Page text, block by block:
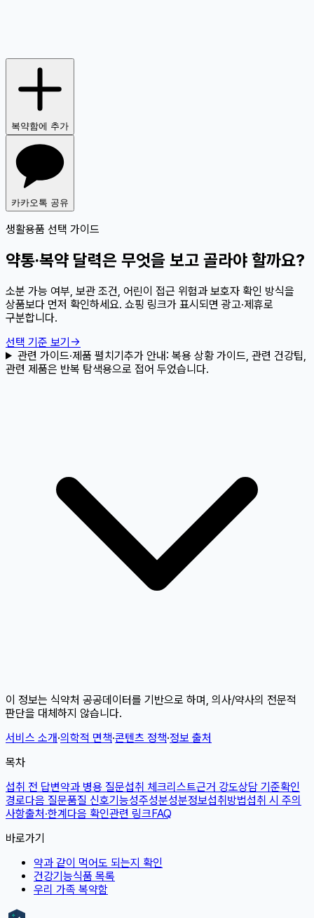
복약함에 추가
카카오톡 공유
생활용품 선택 가이드
약통·복약 달력은 무엇을 보고 골라야 할까요?
소분 가능 여부, 보관 조건, 어린이 접근 위험과 보호자 확인 방식을
상품보다 먼저 확인하세요. 쇼핑 링크가 표시되면 광고·제휴로
구분합니다.
선택 기준 보기 →
관련 가이드·제품 펼치기추가 안내: 복용 상황 가이드, 관련 건강팁,
관련 제품은 반복 탐색용으로 접어 두었습니다.
이 정보는 식약처 공공데이터를 기반으로 하며, 의사/약사의 전문적
판단을 대체하지 않습니다.
서비스 소개·의학적 면책·콘텐츠 정책·정보 출처
목차
섭취 전 답변약과 병용 질문섭취 체크리스트근거 강도상담 기준확인
경로다음 질문품질 신호기능성주성분성분정보섭취방법섭취 시 주의
사항출처·한계다음 확인관련 링크FAQ
바로가기
약과 같이 먹어도 되는지 확인
건강기능식품 목록
우리 가족 복약함